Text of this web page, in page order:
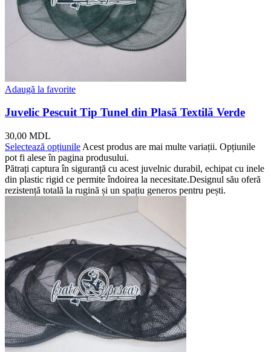
Adaugă la favorite
Juvelic Pescuit Tip Tunel din Plasă Textilă Verde
30,00 MDL
Selectează opțiunile Acest produs are mai multe variații. Opțiunile
pot fi alese în pagina produsului.
Pătrați captura în siguranță cu acest juvelnic durabil, echipat cu inele
din plastic rigid ce permite îndoirea la necesitate.Designul său oferă
rezistență totală la rugină și un spațiu generos pentru pești.